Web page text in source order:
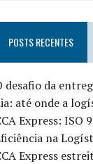
POSTS RECENTES
desafio da
até onde a
Express: ISO
na
Express